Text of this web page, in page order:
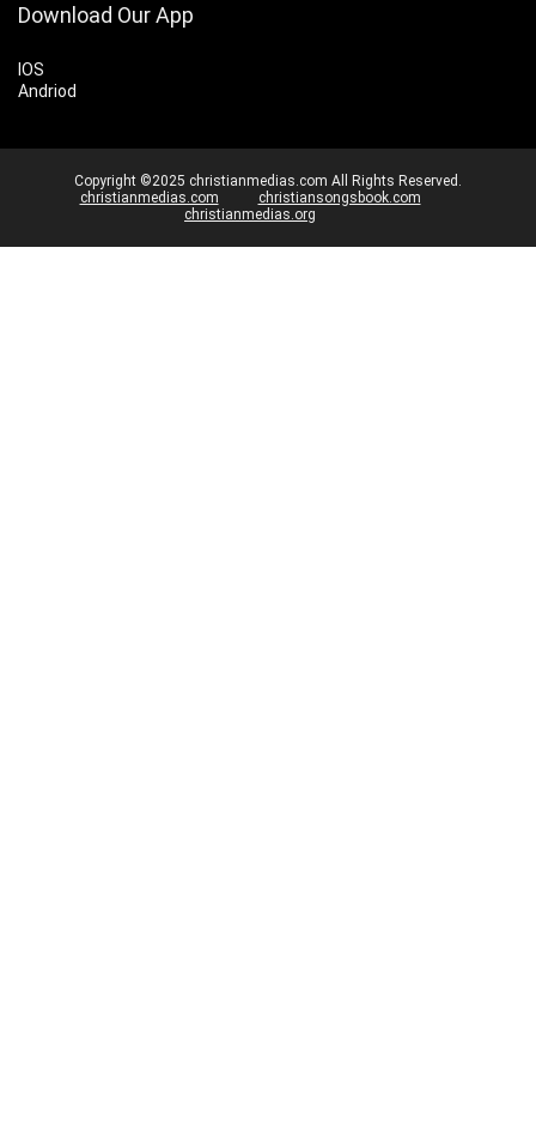
Download Our App
IOS
Andriod
Copyright ©2025 christianmedias.com All Rights Reserved.
christianmedias.com
christiansongsbook.com
christianmedias.org